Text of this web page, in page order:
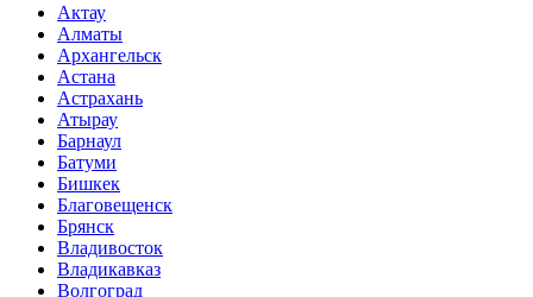
Актау
Алматы
Архангельск
Астана
Астрахань
Атырау
Барнаул
Батуми
Бишкек
Благовещенск
Брянск
Владивосток
Владикавказ
Волгоград